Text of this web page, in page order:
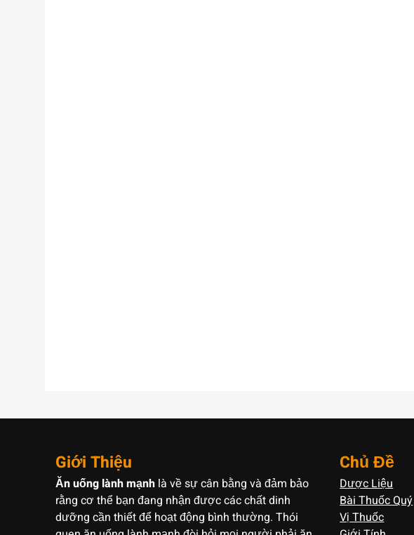
Giới Thiệu
Ăn uống lành mạnh là về sự cân bằng và đảm bảo
rằng cơ thể bạn đang nhận được các chất dinh
dưỡng cần thiết để hoạt động bình thường. Thói
Chủ Đề
Dược Liệu
Bài Thuốc Quý
Vị Thuốc